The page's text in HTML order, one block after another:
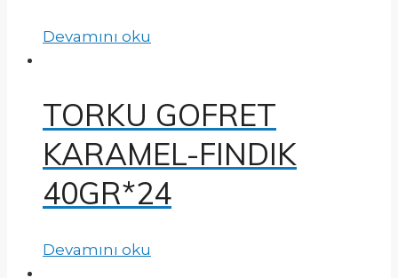
Devamını oku
TORKU GOFRET
KARAMEL-FINDIK
40GR*24
Devamını oku